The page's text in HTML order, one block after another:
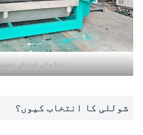
انڈے کی ٹرے کی مشین
شوللی کا انتخاب کیوں؟